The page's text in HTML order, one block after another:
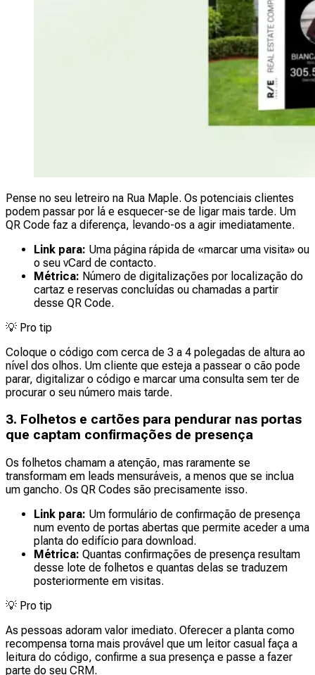
Pense no seu letreiro na Rua Maple. Os potenciais clientes
podem passar por lá e esquecer-se de ligar mais tarde. Um
QR Code faz a diferença, levando-os a agir imediatamente.
Link para: Uma página rápida de «marcar uma visita» ou
o seu vCard de contacto.
Métrica: Número de digitalizações por localização do
cartaz e reservas concluídas ou chamadas a partir
desse QR Code.
💡 Pro tip
Coloque o código com cerca de 3 a 4 polegadas de altura ao
nível dos olhos. Um cliente que esteja a passear o cão pode
parar, digitalizar o código e marcar uma consulta sem ter de
procurar o seu número mais tarde.
3. Folhetos e cartões para pendurar nas portas
que captam confirmações de presença
Os folhetos chamam a atenção, mas raramente se
transformam em leads mensuráveis, a menos que se inclua
um gancho. Os QR Codes são precisamente isso.
Link para: Um formulário de confirmação de presença
num evento de portas abertas que permite aceder a uma
planta do edifício para download.
Métrica: Quantas confirmações de presença resultam
desse lote de folhetos e quantas delas se traduzem
posteriormente em visitas.
💡 Pro tip
As pessoas adoram valor imediato. Oferecer a planta como
recompensa torna mais provável que um leitor casual faça a
leitura do código, confirme a sua presença e passe a fazer
parte do seu CRM.